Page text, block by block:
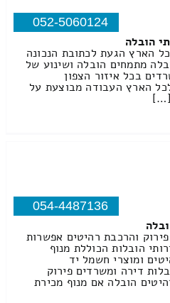
052-5060124
הובלה
הארץ הגעת לכתובת הנכונה
מתמחים הובלה ושינוע של
בכל איזור הצפון
הארץ העבודה מבוצעת על
[…]
054-4487136
והרכבת רהיטים אפשרות
הובלות הכוללת מנוף
ומוצרי חשמל יד
דירה ומשרדים פירוק
הובלה אם מנוף מכירת